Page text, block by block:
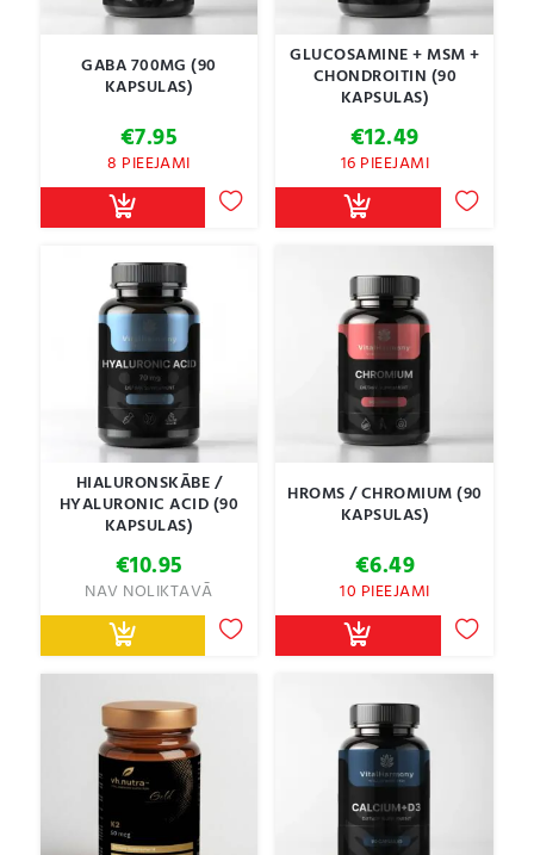
GABA 700MG (90
KAPSULAS)
€7.95
8 PIEEJAMI
GLUCOSAMINE + MSM +
CHONDROITIN (90
KAPSULAS)
€12.49
16 PIEEJAMI
HIALURONSKĀBE /
HYALURONIC ACID (90
KAPSULAS)
€10.95
NAV NOLIKTAVĀ
HROMS / CHROMIUM (90
KAPSULAS)
€6.49
10 PIEEJAMI